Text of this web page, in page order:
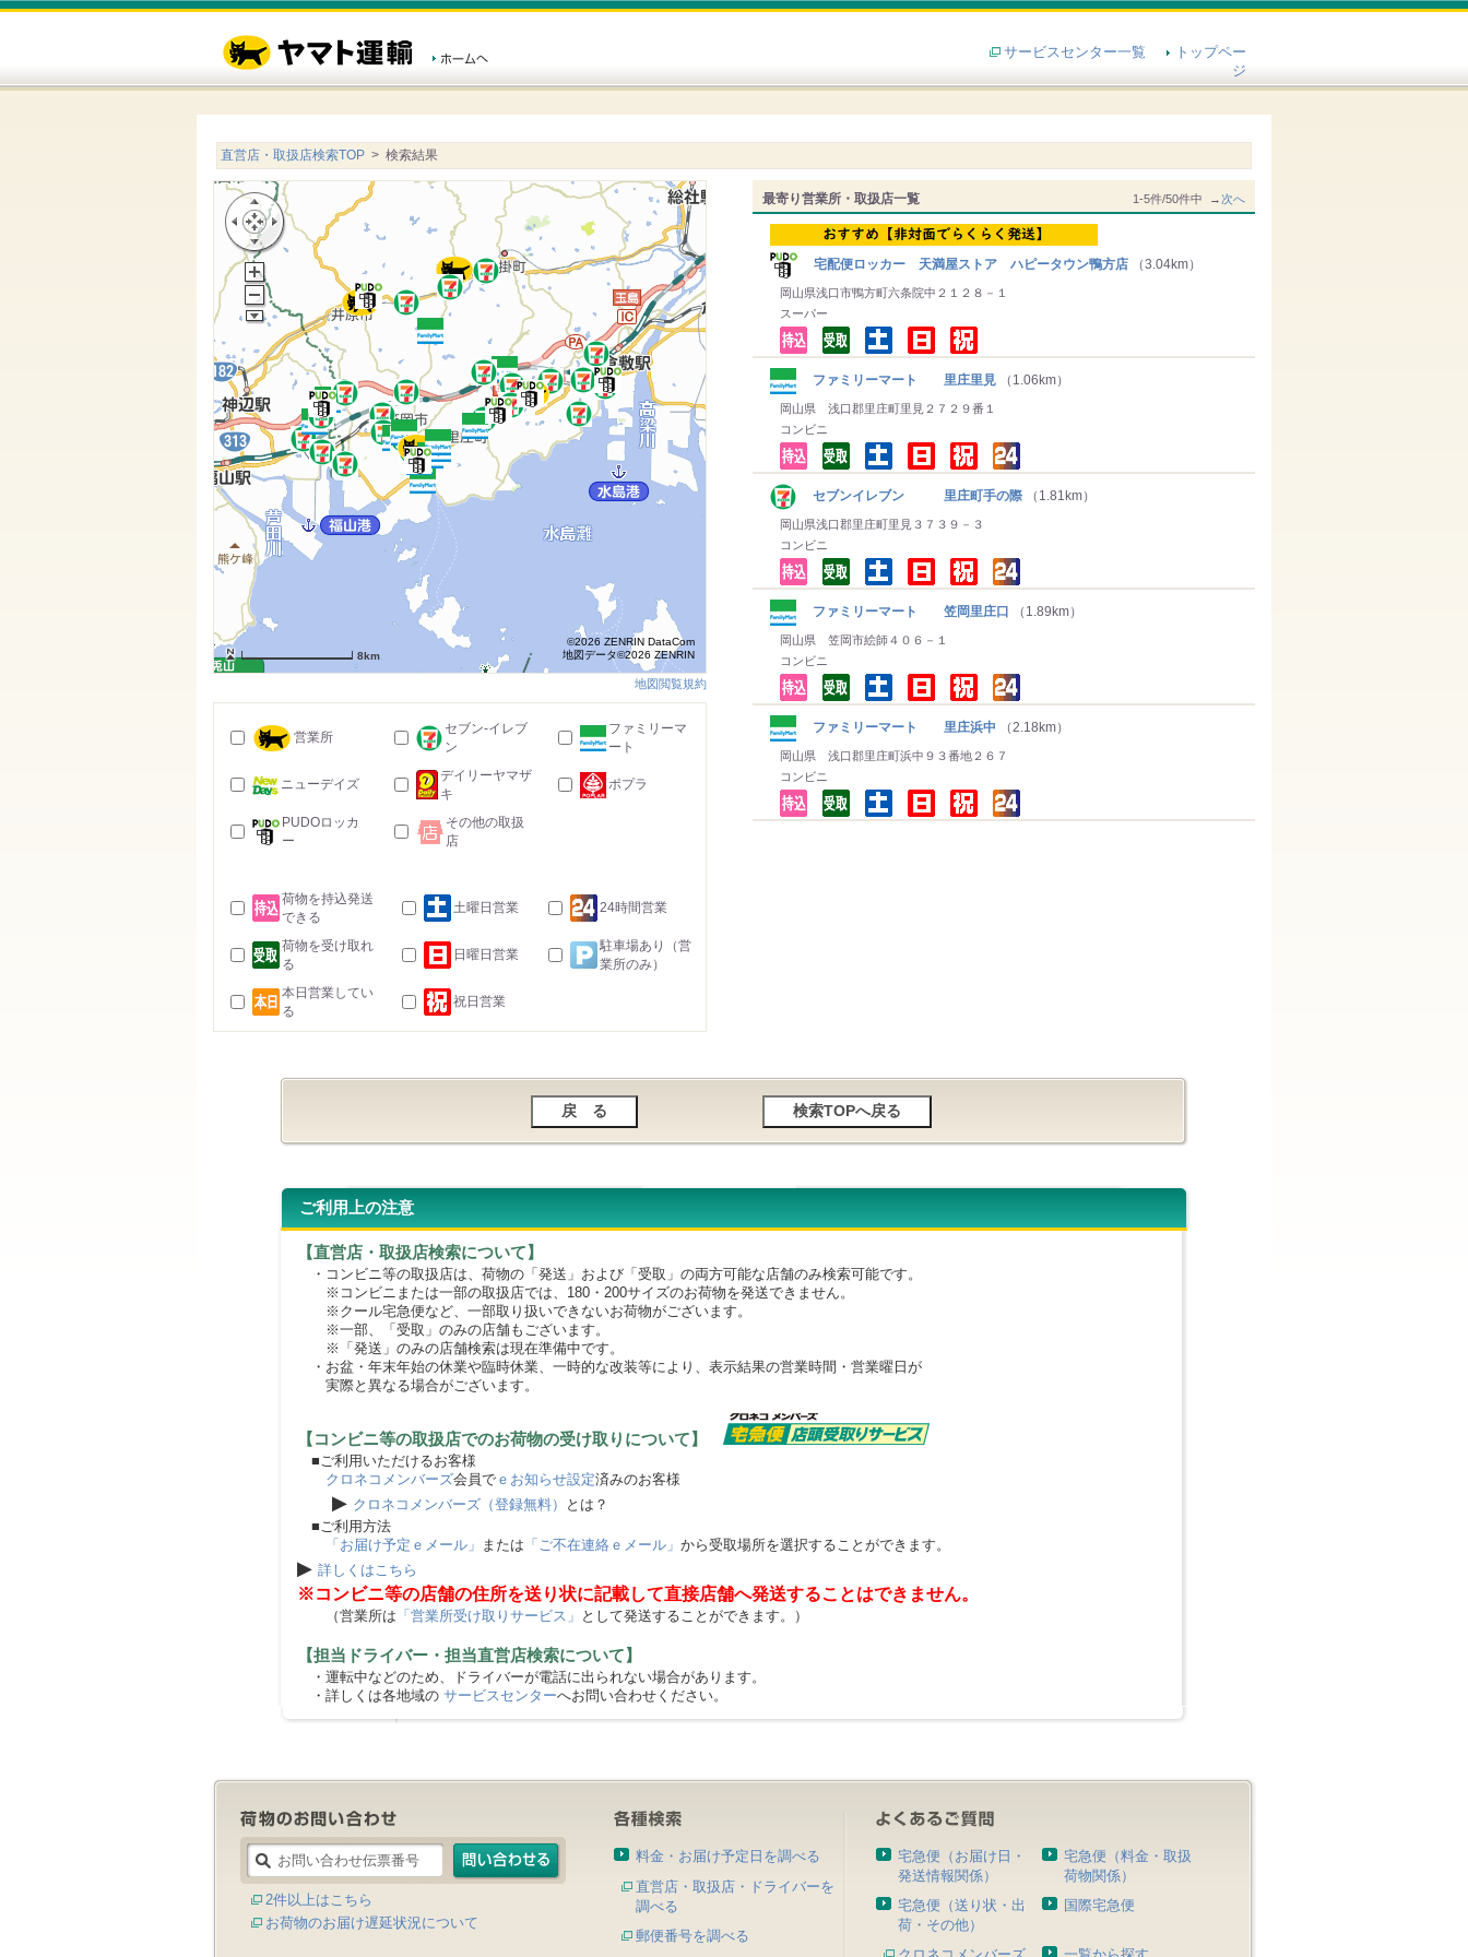
サービスセンター一覧
トップペー
ジ
直営店・取扱店検索TOP > 検索結果
最寄り営業所・取扱店一覧 1-5件/50件中 →次へ
宅配便ロッカー 天満屋ストア ハピータウン鴨方店 （3.04km）
岡山県浅口市鴨方町六条院中２１２８－１
スーパー
ファミリーマート 里庄里見 （1.06km）
岡山県 浅口郡里庄町里見２７２９番１
コンビニ
セブンイレブン 里庄町手の際 （1.81km）
岡山県浅口郡里庄町里見３７３９－３
コンビニ
ファミリーマート 笠岡里庄口 （1.89km）
岡山県 笠岡市絵師４０６－１
コンビニ
ファミリーマート 里庄浜中 （2.18km）
岡山県 浅口郡里庄町浜中９３番地２６７
コンビニ
8km
©2026 ZENRIN DataCom
地図データ©2026 ZENRIN
地図閲覧規約
営業所
セブン-イレブ
ン
ファミリーマ
ート
ニューデイズ
デイリーヤマザ
キ
ポプラ
PUDOロッカ
ー
その他の取扱
店
荷物を持込発送
できる
土曜日営業 24時間営業
荷物を受け取れ
る
日曜日営業
駐車場あり（営
業所のみ）
本日営業してい
る
祝日営業
ご利用上の注意
【直営店・取扱店検索について】
・コンビニ等の取扱店は、荷物の「発送」および「受取」の両方可能な店舗のみ検索可能です。
※コンビニまたは一部の取扱店では、180・200サイズのお荷物を発送できません。
※クール宅急便など、一部取り扱いできないお荷物がございます。
※一部、「受取」のみの店舗もございます。
※「発送」のみの店舗検索は現在準備中です。
・お盆・年末年始の休業や臨時休業、一時的な改装等により、表示結果の営業時間・営業曜日が
実際と異なる場合がございます。
【コンビニ等の取扱店でのお荷物の受け取りについて】
■ご利用いただけるお客様
クロネコメンバーズ会員で ｅお知らせ設定済みのお客様
▶ クロネコメンバーズ（登録無料）
とは？
■ご利用方法
「お届け予定ｅメール」 または 「ご不在連絡ｅメール」 から受取場所を選択することができます。
▶ 詳しくはこちら
※コンビニ等の店舗の住所を送り状に記載して直接店舗へ発送することはできません。
（営業所は 「営業所受け取りサービス」 として発送することができます。）
【担当ドライバー・担当直営店検索について】
・運転中などのため、ドライバーが電話に出られない場合があります。
・詳しくは各地域の サービスセンターへお問い合わせください。
2件以上はこちら
お荷物のお届け遅延状況について
料金・お届け予定日を調べる
直営店・取扱店・ドライバーを
調べる
郵便番号を調べる
宅急便（お届け日・
発送情報関係）
宅急便（料金・取扱
荷物関係）
宅急便（送り状・出
荷・その他）
国際宅急便